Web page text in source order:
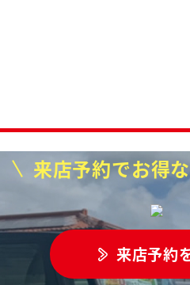
来店予約でお得
来店予約